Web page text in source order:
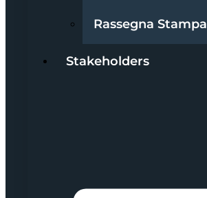
Rassegna Stampa
Stakeholders